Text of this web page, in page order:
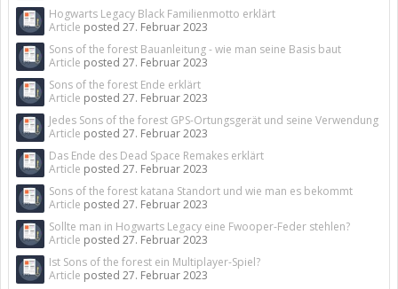
Hogwarts Legacy Black Familienmotto erklärt
Article posted 27. Februar 2023
Sons of the forest Bauanleitung - wie man seine Basis baut
Article posted 27. Februar 2023
Sons of the forest Ende erklärt
Article posted 27. Februar 2023
Jedes Sons of the forest GPS-Ortungsgerät und seine Verwendung
Article posted 27. Februar 2023
Das Ende des Dead Space Remakes erklärt
Article posted 27. Februar 2023
Sons of the forest katana Standort und wie man es bekommt
Article posted 27. Februar 2023
Sollte man in Hogwarts Legacy eine Fwooper-Feder stehlen?
Article posted 27. Februar 2023
Ist Sons of the forest ein Multiplayer-Spiel?
Article posted 27. Februar 2023